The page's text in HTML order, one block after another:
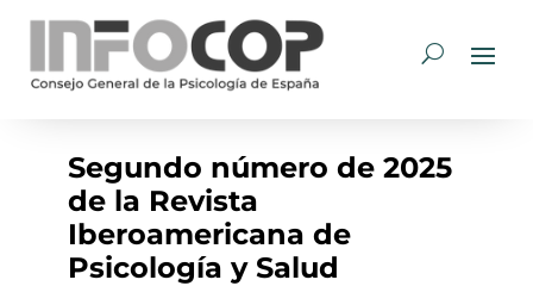
Segundo número de 2025
de la Revista
Iberoamericana de
Psicología y Salud